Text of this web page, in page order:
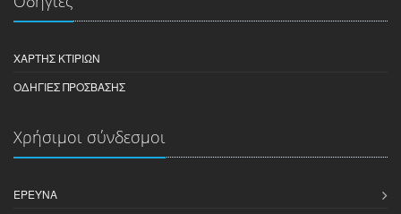
ΧΆΡΤΗΣ ΚΤΙΡΊΩΝ
ΟΔΗΓΊΕΣ ΠΡΌΣΒΑΣΗΣ
Χρήσιμοι σύνδεσμοι
ΈΡΕΥΝΑ